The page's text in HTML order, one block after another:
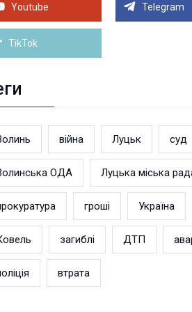
простір. ВІДЕО
Youtube Telegram
TikTok
війна Луцьк суд
ОДА Луцька міська
гроші Україна
загиблі ДТП
втрата